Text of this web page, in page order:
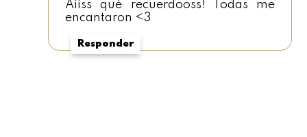
Aiiss qué recuerdooss! Todas me
encantaron <3
Responder